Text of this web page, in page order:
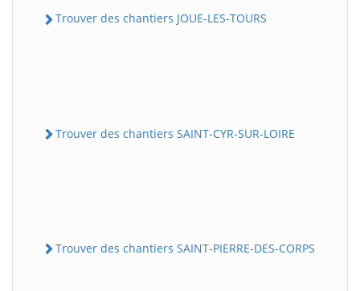
Trouver des chantiers JOUE-LES-TOURS
Trouver des chantiers SAINT-CYR-SUR-LOIRE
Trouver des chantiers SAINT-PIERRE-DES-CORPS